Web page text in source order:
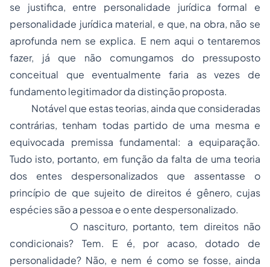
se justifica, entre personalidade jurídica formal e
personalidade jurídica material, e que, na obra, não se
aprofunda nem se explica. E nem aqui o tentaremos
fazer, já que não comungamos do pressuposto
conceitual que eventualmente faria as vezes de
fundamento legitimador da distinção proposta.
Notável que estas teorias, ainda que consideradas
contrárias, tenham todas partido de uma mesma e
equivocada premissa fundamental: a equiparação.
Tudo isto, portanto, em função da falta de uma teoria
dos entes despersonalizados que assentasse o
princípio de que sujeito de direitos é gênero, cujas
espécies são a pessoa e o ente despersonalizado.
O nascituro, portanto, tem direitos não
condicionais? Tem. E é, por acaso, dotado de
personalidade? Não, e nem é como se fosse, ainda